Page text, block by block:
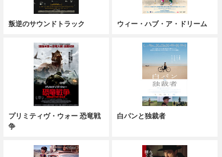
叛逆のサウンドトラック ウィー・ハブ・ア・ドリーム
プリミティヴ・ウォー 恐竜戦
争
白パンと独裁者